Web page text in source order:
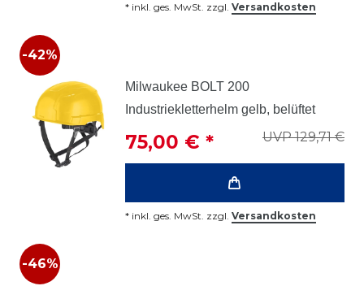
* inkl. ges. MwSt. zzgl. Versandkosten
-42%
Milwaukee BOLT 200
Industriekletterhelm gelb, belüftet
UVP 129,71 €
75,00 € *
* inkl. ges. MwSt. zzgl. Versandkosten
-46%